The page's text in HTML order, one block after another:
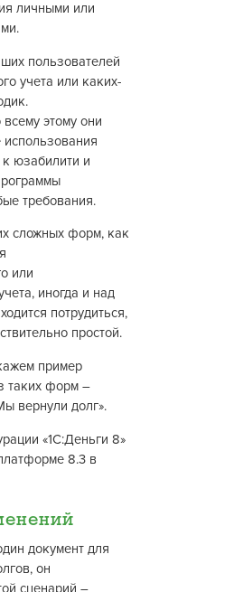
личными или
пользователей
учета или каких-
всему этому они
использования
юзабилити и
требования.
сложных форм, как
или
иногда и над
потрудиться,
простой.
пример
таких форм –
вернули долг».
«1С:Деньги 8»
8.3 в
документ для
он
сценарий –